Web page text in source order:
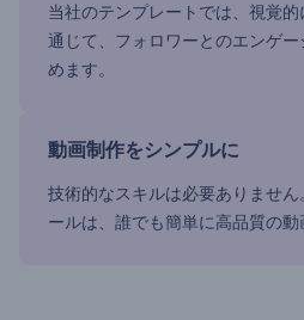
当社のテンプレートでは、視覚
通じて、フォロワーとのエンゲ
めます。
動画制作をシンプルに
技術的なスキルは必要ありませ
ールは、誰でも簡単に高品質の動